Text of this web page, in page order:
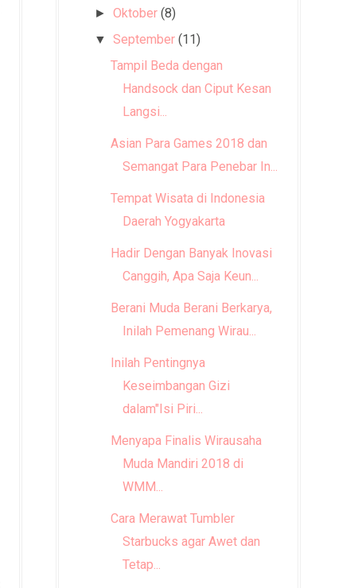
►Oktober (8)
▼ September (11)
Tampil Beda dengan
Handsock dan Ciput Kesan
Langsi...
Asian Para Games 2018 dan
Semangat Para Penebar In...
Tempat Wisata di Indonesia
Daerah Yogyakarta
Hadir Dengan Banyak Inovasi
Canggih, Apa Saja Keun...
Berani Muda Berani Berkarya,
Inilah Pemenang Wirau...
Inilah Pentingnya
Keseimbangan Gizi
dalam"Isi Piri...
Menyapa Finalis Wirausaha
Muda Mandiri 2018 di
WMM...
Cara Merawat Tumbler
Starbucks agar Awet dan
Tetap...